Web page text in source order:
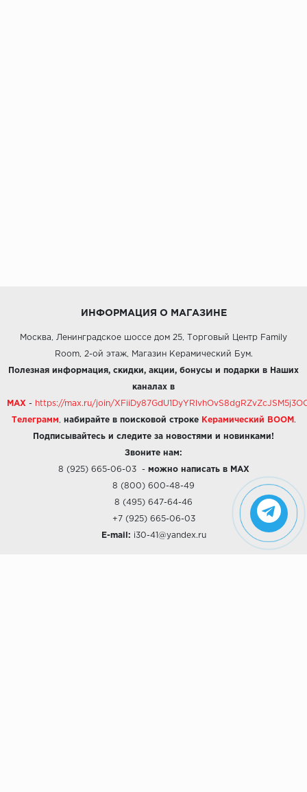
ИНФОРМАЦИЯ О МАГАЗИНЕ
Москва, Ленинградское шоссе дом 25, Торговый Центр Family
Room, 2-ой этаж, Магазин Керамический Бум.
Полезная информация, скидки, акции, бонусы и подарки в Наших
каналах в
MAX - https://max.ru/join/
Телеграмм набирайте в поисковой строке Керамический BOOM .
Подписывайтесь и следите за новостями и новинками!
Звоните нам:
8 (925) 665-06-03- можно написать в MAX
8 (800) 600-48-49
8 (495) 647-64-46
+7 (925) 665-06-03
E-mail: i30-41@yandex.ru